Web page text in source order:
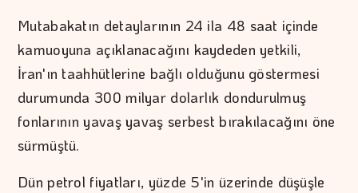
Mutabakatın detaylarının 24 ila 48 saat içinde
kamuoyuna açıklanacağını kaydeden yetkili,
İran'ın taahhütlerine bağlı olduğunu göstermesi
durumunda 300 milyar dolarlık dondurulmuş
fonlarının yavaş yavaş serbest bırakılacağını öne
sürmüştü.
Dün petrol fiyatları, yüzde 5'in üzerinde düşüşle